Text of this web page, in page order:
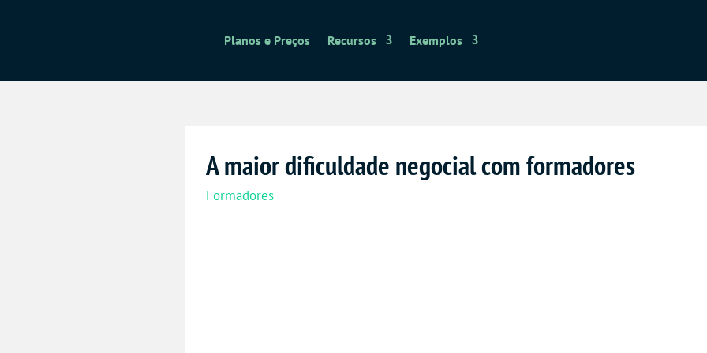
Planos e Preços Recursos Exemplos
A maior dificuldade negocial com formadores
Formadores